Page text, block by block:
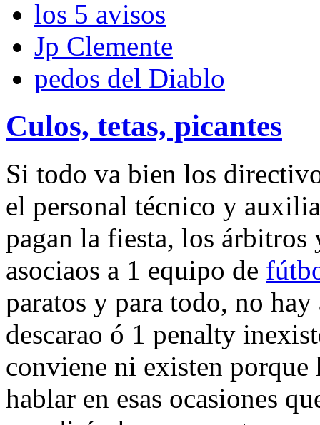
los 5 avisos
Jp Clemente
pedos del Diablo
Culos, tetas, picantes
Si todo va bien los
el personal técnico y
pagan la fiesta, los árbitros
asociaos a 1 equipo de
paratos y para todo, no
descarao ó 1 penalty
conviene ni existen porque
hablar en esas ocasiones